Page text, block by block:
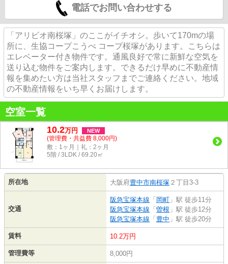
電話でお問い合わせする
「アリビオ南桜塚」のここがイチオシ。歩いて170mの場
所に、生協コープこうべ コープ桜塚があります。こちらは
エレベーター付き物件です。通風良好で常に新鮮な空気を
送り込む物件をご案内します。できるだけ早めに不動産情
報を集めたい方は当社スタッフまでご連絡ください。地域
の不動産情報をいち早くお届けします。
空室一覧
10.2万円 NEW
(管理費・共益費 8,000円)
敷：1ヶ月｜礼：2ヶ月
5階 / 3LDK / 69.20㎡
所在地 大阪府豊中市南桜塚 ２丁目3-3
交通
阪急宝塚本線 「 岡町 」駅 徒歩11分
阪急宝塚本線 「 曽根 」駅 徒歩12分
阪急宝塚本線 「 豊中 」駅 徒歩20分
賃料 10.2万円
管理費等 8,000円